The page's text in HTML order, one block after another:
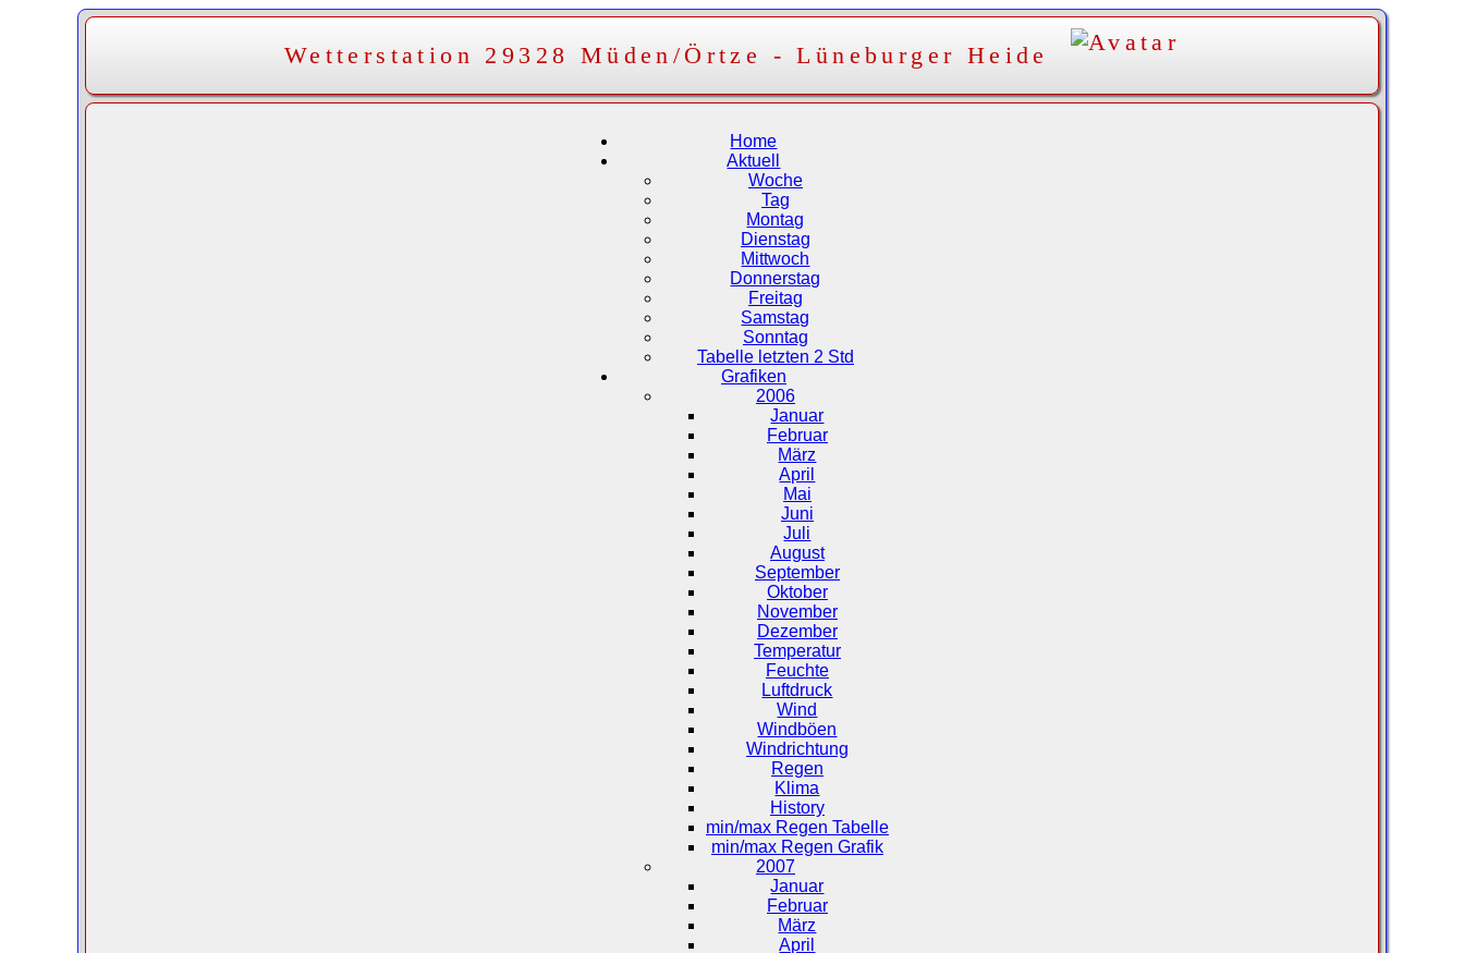
Wetterstation 29328 Müden/Örtze - Lüneburger Heide
Home
Aktuell
Woche
Tag
Montag
Dienstag
Mittwoch
Donnerstag
Freitag
Samstag
Sonntag
Tabelle letzten 2 Std
Grafiken
2006
Januar
Februar
März
April
Mai
Juni
Juli
August
September
Oktober
November
Dezember
Temperatur
Feuchte
Luftdruck
Wind
Windböen
Windrichtung
Regen
Klima
History
min/max Regen Tabelle
min/max Regen Grafik
2007
Januar
Februar
März
April